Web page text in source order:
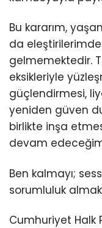
Bu kararım,
da
gelmemektedir.
eksikleriyle
güçlendirmesi,
yeniden güven
birlikte inşa
devam
Ben kalmayı;
sorumluluk
Cumhuriyet Halk